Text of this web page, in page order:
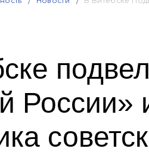
России»